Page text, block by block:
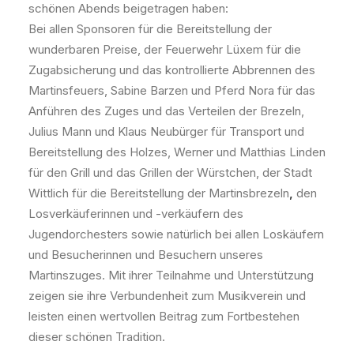
schönen Abends beigetragen haben:
Bei allen Sponsoren für die Bereitstellung der
wunderbaren Preise, der Feuerwehr Lüxem für die
Zugabsicherung und das kontrollierte Abbrennen des
Martinsfeuers, Sabine Barzen und Pferd Nora für das
Anführen des Zuges und das Verteilen der Brezeln,
Julius Mann und Klaus Neubürger für Transport und
Bereitstellung des Holzes, Werner und Matthias Linden
für den Grill und das Grillen der Würstchen, der Stadt
Wittlich für die Bereitstellung der Martinsbrezeln, den
Losverkäuferinnen und -verkäufern des
Jugendorchesters sowie natürlich bei allen Loskäufern
und Besucherinnen und Besuchern unseres
Martinszuges. Mit ihrer Teilnahme und Unterstützung
zeigen sie ihre Verbundenheit zum Musikverein und
leisten einen wertvollen Beitrag zum Fortbestehen
dieser schönen Tradition.